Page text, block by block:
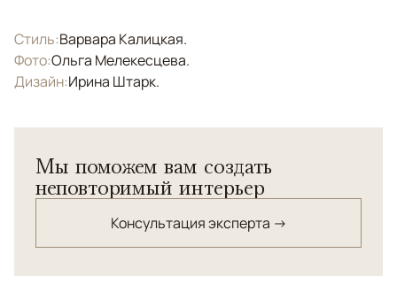
Стиль:Варвара Калицкая.
Фото:Ольга Мелекесцева.
Дизайн:Ирина Штарк.
Мы поможем вам создать
неповторимый интерьер
Консультация эксперта →